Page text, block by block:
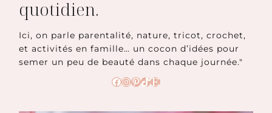
quotidien.
Ici, on parle parentalité, nature, tricot, crochet,
et activités en famille… un cocon d’idées pour
semer un peu de beauté dans chaque journée."
Facebook
Instagram
Pinterest
TikTok
Etsy